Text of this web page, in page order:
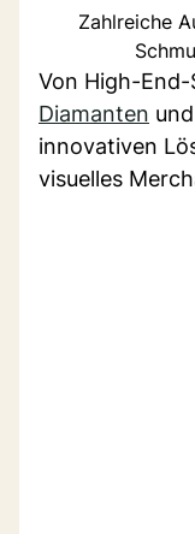
Zahlreiche
Von High-
Diamanten
innovativen
visuelles